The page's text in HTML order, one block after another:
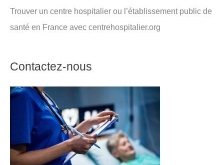
Trouver un centre hospitalier ou l’établissement public de
santé en France avec centrehospitalier.org
Contactez-nous